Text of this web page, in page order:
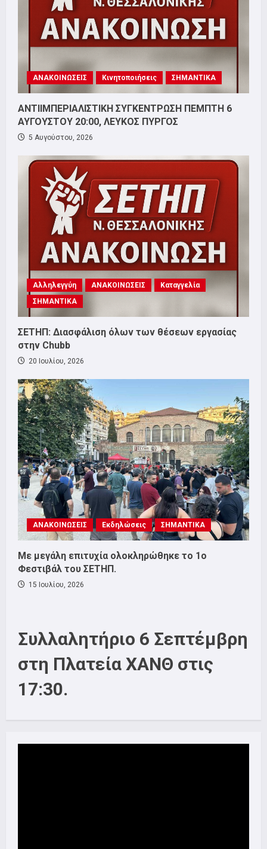
ΑΝΑΚΟΙΝΩΣΕΙΣ Κινητοποιήσεις ΣΗΜΑΝΤΙΚΑ
ΑΝΤΙΙΜΠΕΡΙΑΛΙΣΤΙΚΗ ΣΥΓΚΕΝΤΡΩΣΗ ΠΕΜΠΤΗ 6
ΑΥΓΟΥΣΤΟΥ 20:00, ΛΕΥΚΟΣ ΠΥΡΓΟΣ
5 Αυγούστου, 2026
Αλληλεγγύη ΑΝΑΚΟΙΝΩΣΕΙΣ
Καταγγελία
ΣΗΜΑΝΤΙΚΑ
ΣΕΤΗΠ: Διασφάλιση όλων των θέσεων εργασίας
στην Chubb
20 Ιουλίου, 2026
ΑΝΑΚΟΙΝΩΣΕΙΣ Εκδηλώσεις ΣΗΜΑΝΤΙΚΑ
Με μεγάλη επιτυχία ολοκληρώθηκε το 1ο
Φεστιβάλ του ΣΕΤΗΠ.
15 Ιουλίου, 2026
Συλλαλητήριο 6 Σεπτέμβρη
στη Πλατεία ΧΑΝΘ στις
17:30.